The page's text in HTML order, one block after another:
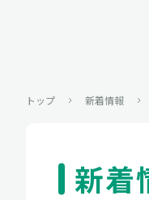
トップ 新着情報
新着